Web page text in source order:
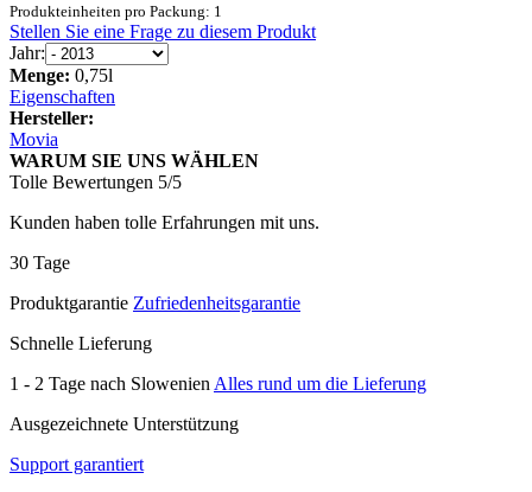
Produkteinheiten pro Packung: 1
Stellen Sie eine Frage zu diesem Produkt
Jahr:
Menge: 0,75l
Eigenschaften
Hersteller:
Movia
WARUM SIE UNS WÄHLEN
Tolle Bewertungen 5/5
Kunden haben tolle Erfahrungen mit uns.
30 Tage
Produktgarantie Zufriedenheitsgarantie
Schnelle Lieferung
1 - 2 Tage nach Slowenien Alles rund um die Lieferung
Ausgezeichnete Unterstützung
Support garantiert